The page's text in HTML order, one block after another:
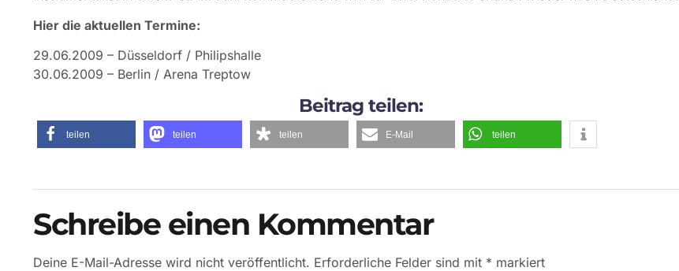
Hier die aktuellen Termine:
29.06.2009 – Düsseldorf / Philipshalle
30.06.2009 – Berlin / Arena Treptow
Beitrag teilen:
teilen teilen teilen E-Mail teilen
Schreibe einen Kommentar
Deine E-Mail-Adresse wird nicht veröffentlicht. Erforderliche Felder sind mit * markiert